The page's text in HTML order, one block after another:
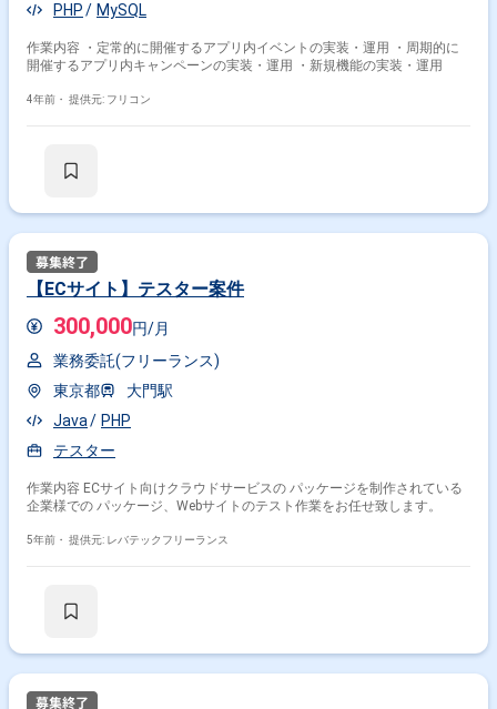
PHP
MySQL
作業内容 ・定常的に開催するアプリ内イベントの実装・運用 ・周期的に
開催するアプリ内キャンペーンの実装・運用 ・新規機能の実装・運用
4年前・ 提供元: フリコン
【ECサイト】テスター案件
300,000円/月
業務委託(フリーランス)
東京都
大門駅
Java
PHP
テスター
作業内容 ECサイト向けクラウドサービスの パッケージを制作されている
企業様での パッケージ、Webサイトのテスト作業をお任せ致します。
5年前・ 提供元: レバテックフリーランス